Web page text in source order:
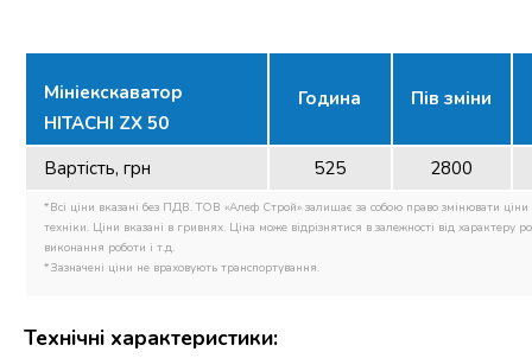
Мініекскаватор
HITACHI ZX 50
Година Пів зміни
Вартість, грн 525 2800
*Всі ціни вказані без ПДВ. ТОВ «Алеф Строй» залишає за собою право змінювати ціни
техніки. Ціни вказані в гривнях. Ціна може відрізнятися в залежності від характеру
виконання роботи і т.д.
*Зазначені ціни не враховують транспортування.
Технічні характеристики: